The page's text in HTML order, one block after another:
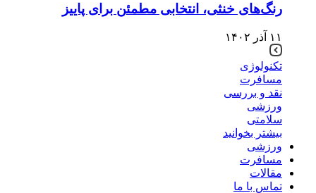
رنگ‌های خنثی، انتخابی مطمئن برای پاییز
۱۱ آذر ۱۴۰۲
تکنولوژی
مسافرت
نقد و بررسی
ورزشی
سلامتی
بیشتر بخوانید
ورزشی
مسافرت
مقالات
تماس با ما